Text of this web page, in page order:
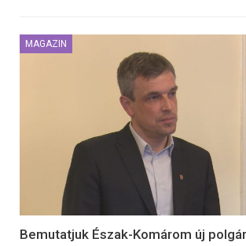
MAGAZIN
Bemutatjuk Észak-Komárom új